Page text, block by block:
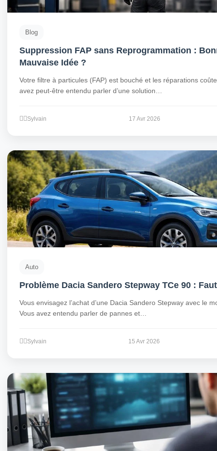
Blog
Suppression FAP sans Reprogrammation :
Mauvaise Idée ?
Votre filtre à particules (FAP) est bouché et les réparations
avez peut-être entendu parler d’une solution…
Sylvain 17 Avr 2026
Auto
Problème Dacia Sandero Stepway TCe 90 :
Vous envisagez l’achat d’une Dacia Sandero Stepway avec le
Vous avez entendu parler de pannes et…
Sylvain 15 Avr 2026